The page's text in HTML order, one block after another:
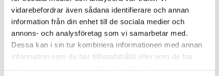
vidarebefordrar även sådana identifierare och annan
information från din enhet till de sociala medier och
annons- och analysföretag som vi samarbetar med.
Dessa kan i sin tur kombinera informationen med annan
information som du har tillhandahållit eller som de har
Bawer Coskun, VD, Svenska Taxiförbundet pekar på att
uppdraget också handlar om att öka kompetensen
kring upphandlingar och vad som krävs för att nå
långsiktigt hållbara villkor för båda parter:
– Tillsammans med upphandlande myndigheter har vi
ett gemensamt intresse av att de samhällsbetalda